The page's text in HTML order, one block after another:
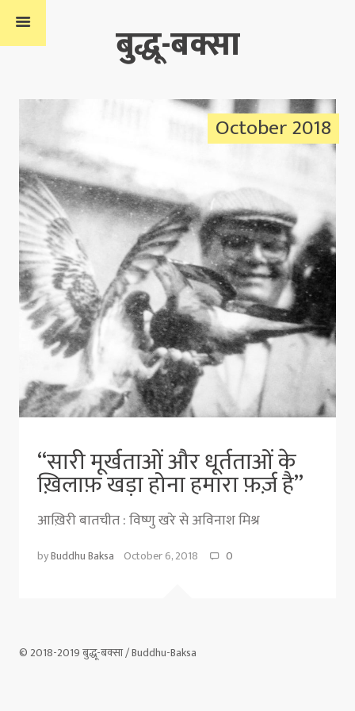
बुद्धू-बक्सा
October 2018
“सारी मूर्खताओं और धूर्तताओं के
ख़िलाफ़ खड़ा होना हमारा फ़र्ज़ है”
आख़िरी बातचीत : विष्णु खरे से अविनाश मिश्र
byBuddhu Baksa October 6, 2018 0
© 2018-2019 बुद्धू-बक्सा / Buddhu-Baksa